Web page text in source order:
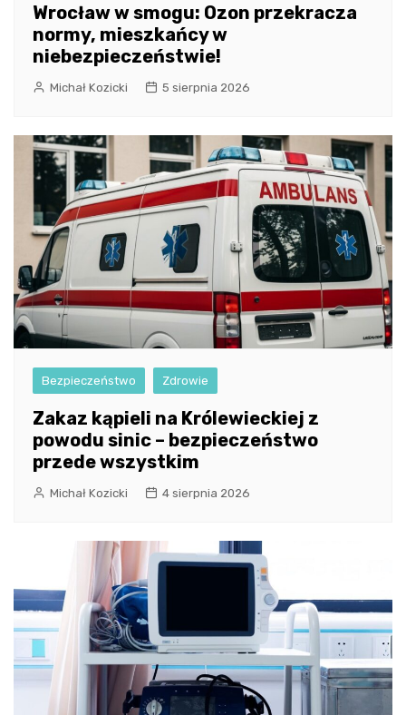
Wrocław w smogu: Ozon przekracza
normy, mieszkańcy w
niebezpieczeństwie!
Michał Kozicki 5 sierpnia 2026
Bezpieczeństwo Zdrowie
Zakaz kąpieli na Królewieckiej z
powodu sinic – bezpieczeństwo
przede wszystkim
Michał Kozicki 4 sierpnia 2026